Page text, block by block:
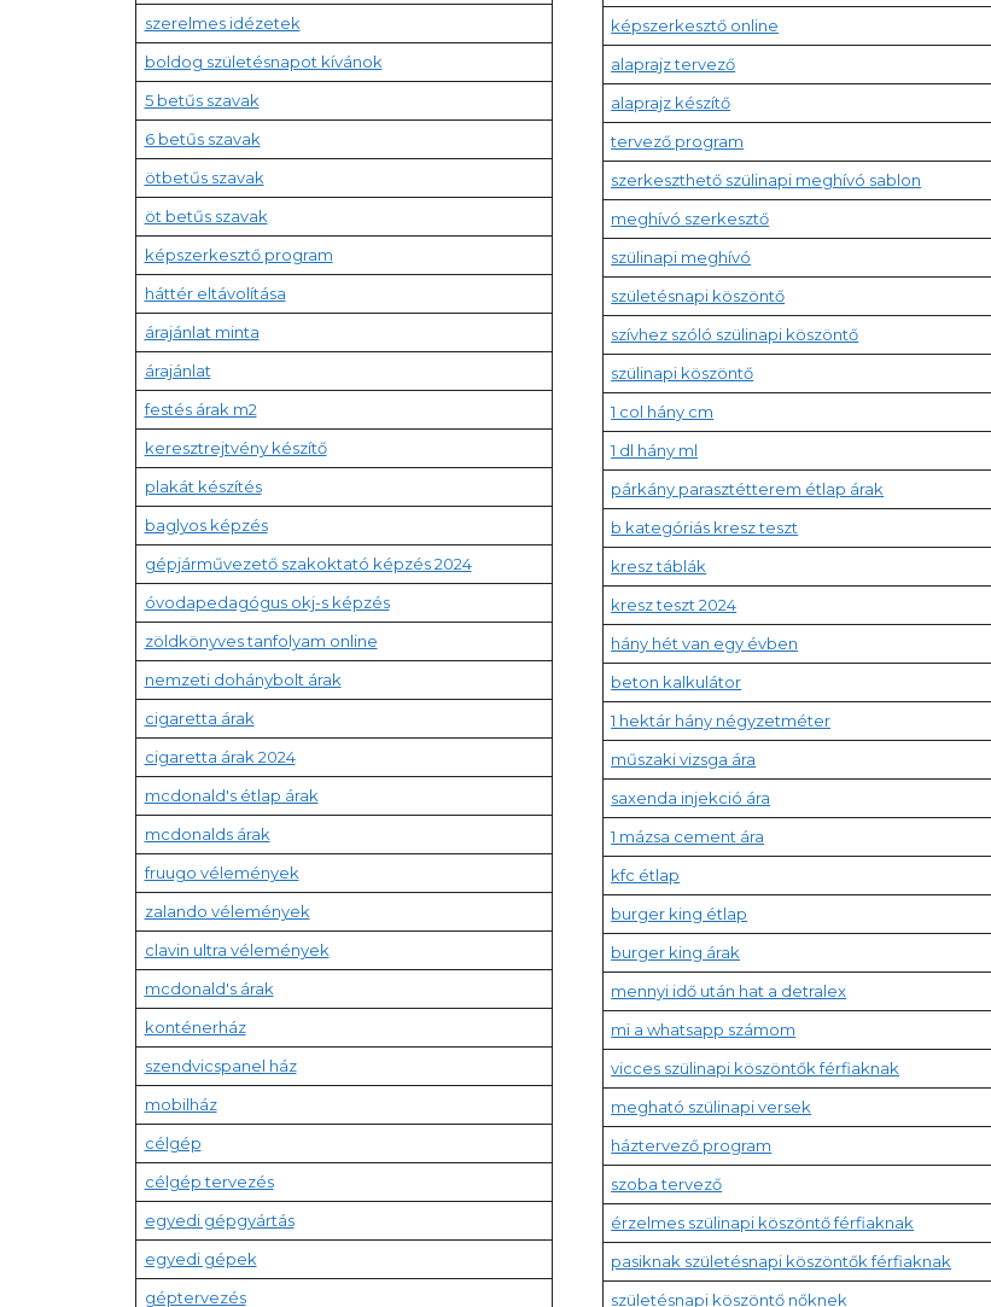
szerelmes idézetek
boldog születésnapot kívánok
5 betűs szavak
6 betűs szavak
ötbetűs szavak
öt betűs szavak
képszerkesztő program
háttér eltávolítása
árajánlat minta
árajánlat
festés árak m2
keresztrejtvény készítő
plakát készítés
baglyos képzés
gépjárművezető szakoktató képzés 2024
óvodapedagógus okj-s képzés
zöldkönyves tanfolyam online
nemzeti dohánybolt árak
cigaretta árak
cigaretta árak 2024
mcdonald's étlap árak
mcdonalds árak
fruugo vélemények
zalando vélemények
clavin ultra vélemények
mcdonald's árak
konténerház
szendvicspanel ház
mobilház
célgép
célgép tervezés
egyedi gépgyártás
egyedi gépek
géptervezés
képszerkesztő online
alaprajz tervező
alaprajz készítő
tervező program
szerkeszthető szülinapi meghívó sablon
meghívó szerkesztő
szülinapi meghívó
születésnapi köszöntő
szívhez szóló szülinapi köszöntő
szülinapi köszöntő
1 col hány cm
1 dl hány ml
párkány parasztétterem étlap árak
b kategóriás kresz teszt
kresz táblák
kresz teszt 2024
hány hét van egy évben
beton kalkulátor
1 hektár hány négyzetméter
műszaki vizsga ára
saxenda injekció ára
1 mázsa cement ára
kfc étlap
burger king étlap
burger king árak
mennyi idő után hat a detralex
mi a whatsapp számom
vicces szülinapi köszöntők férfiaknak
megható szülinapi versek
háztervező program
szoba tervező
érzelmes szülinapi köszöntő férfiaknak
pasiknak születésnapi köszöntők férfiaknak
születésnapi köszöntő nőknek